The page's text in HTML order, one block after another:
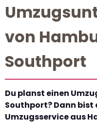
von
Southport
Du planst einen
Southport? Dann bist
Umzugsservice aus